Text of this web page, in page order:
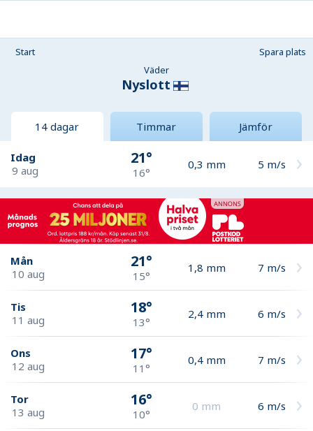
Start
Spara plats
Väder
Nyslott
14 dagar Timmar Jämför
Idag
9 aug
21°
16°
0,3 mm 5 m/s
Mån
10 aug
21°
15°
1,8 mm 7 m/s
Tis
11 aug
18°
13°
2,4 mm 6 m/s
Ons
12 aug
17°
11°
0,4 mm 7 m/s
Tor
13 aug
16°
10°
0 mm 6 m/s